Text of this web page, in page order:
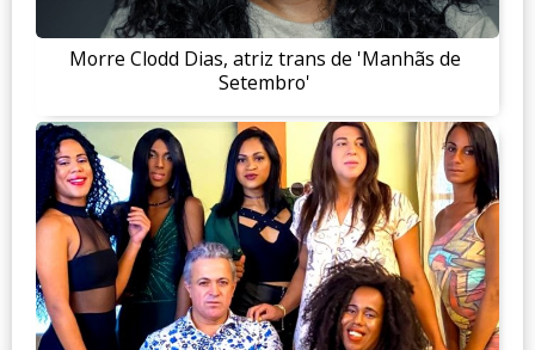
Morre Clodd Dias, atriz trans de 'Manhãs de
Setembro'